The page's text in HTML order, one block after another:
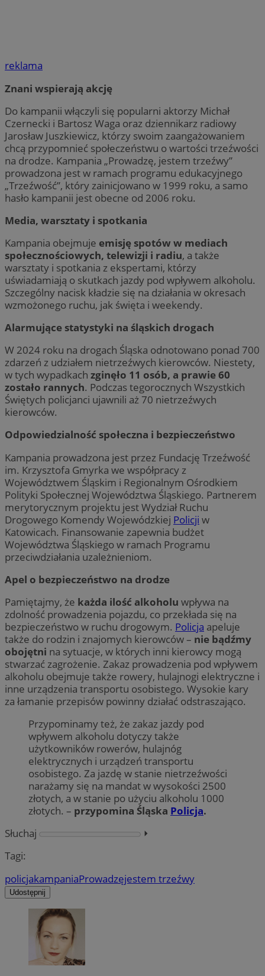
reklama
Znani wspierają akcję
Do kampanii włączyli się popularni aktorzy Michał
Czernecki i Bartosz Waga oraz dziennikarz radiowy
Jarosław Juszkiewicz, którzy swoim zaangażowaniem
chcą przypomnieć społeczeństwu o wartości trzeźwości
na drodze. Kampania „Prowadzę, jestem trzeźwy”
prowadzona jest w ramach programu edukacyjnego
„Trzeźwość”, który zainicjowano w 1999 roku, a samo
hasło kampanii jest obecne od 2006 roku.
Media, warsztaty i spotkania
Kampania obejmuje emisję spotów w mediach
społecznościowych, telewizji i radiu, a także
warsztaty i spotkania z ekspertami, którzy
uświadamiają o skutkach jazdy pod wpływem alkoholu.
Szczególny nacisk kładzie się na działania w okresach
wzmożonego ruchu, jak święta i weekendy.
Alarmujące statystyki na śląskich drogach
W 2024 roku na drogach Śląska odnotowano ponad 700
zdarzeń z udziałem nietrzeźwych kierowców. Niestety,
w tych wypadkach zginęło 11 osób, a prawie 60
zostało rannych. Podczas tegorocznych Wszystkich
Świętych policjanci ujawnili aż 70 nietrzeźwych
kierowców.
Odpowiedzialność społeczna i bezpieczeństwo
Kampania prowadzona jest przez Fundację Trzeźwość
im. Krzysztofa Gmyrka we współpracy z
Województwem Śląskim i Regionalnym Ośrodkiem
Polityki Społecznej Województwa Śląskiego. Partnerem
merytorycznym projektu jest Wydział Ruchu
Drogowego Komendy Wojewódzkiej Policji w
Katowicach. Finansowanie zapewnia budżet
Województwa Śląskiego w ramach Programu
przeciwdziałania uzależnieniom.
Apel o bezpieczeństwo na drodze
Pamiętajmy, że każda ilość alkoholu wpływa na
zdolność prowadzenia pojazdu, co przekłada się na
bezpieczeństwo w ruchu drogowym. Policja apeluje
także do rodzin i znajomych kierowców – nie bądźmy
obojętni na sytuacje, w których inni kierowcy mogą
stwarzać zagrożenie. Zakaz prowadzenia pod wpływem
alkoholu obejmuje także rowery, hulajnogi elektryczne i
inne urządzenia transportu osobistego. Wysokie kary
za łamanie przepisów powinny działać odstraszająco.
Przypominamy też, że zakaz jazdy pod
wpływem alkoholu dotyczy także
użytkowników rowerów, hulajnóg
elektrycznych i urządzeń transportu
osobistego. Za jazdę w stanie nietrzeźwości
narażamy się na mandat w wysokości 2500
złotych, a w stanie po użyciu alkoholu 1000
złotych. – przypomina Śląska Policja.
Słuchaj
⏵︎
Tagi:
policjakampaniaProwadzęjestem trzeźwy
Udostępnij